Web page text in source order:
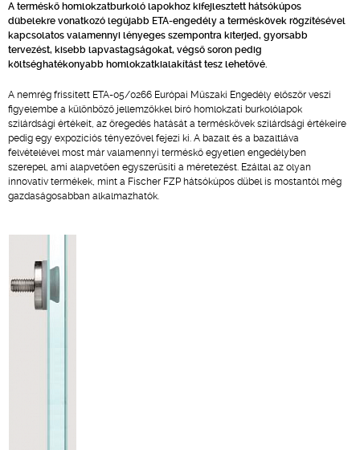
A terméskő homlokzatburkoló lapokhoz kifejlesztett hátsókúpos
dübelekre vonatkozó legújabb ETA-engedély a terméskövek rögzítésével
kapcsolatos valamennyi lényeges szempontra kiterjed, gyorsabb
tervezést, kisebb lapvastagságokat, végső soron pedig
költséghatékonyabb homlokzatkialakítást tesz lehetővé.
A nemrég frissített ETA-05/0266 Európai Műszaki Engedély először veszi
figyelembe a különböző jellemzőkkel bíró homlokzati burkolólapok
szilárdsági értékeit, az öregedés hatását a terméskövek szilárdsági értékeire
pedig egy expozíciós tényezővel fejezi ki. A bazalt és a bazaltláva
felvételével most már valamennyi terméskő egyetlen engedélyben
szerepel, ami alapvetően egyszerűsíti a méretezést. Ezáltal az olyan
innovatív termékek, mint a Fischer FZP hátsókúpos dübel is mostantól még
gazdaságosabban alkalmazhatók.